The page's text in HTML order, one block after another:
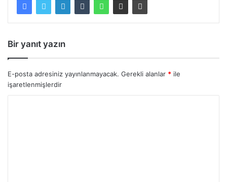
Bir yanıt yazın
E-posta adresiniz yayınlanmayacak. Gerekli alanlar * ile
işaretlenmişlerdir